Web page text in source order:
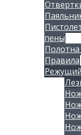
пены
Правила